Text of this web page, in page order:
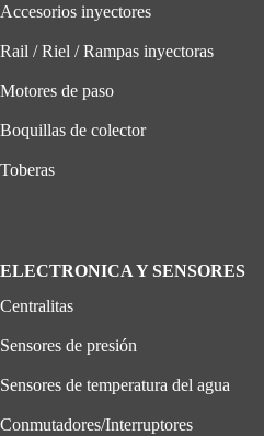
Accesorios inyectores
Rail / Riel / Rampas inyectoras
Motores de paso
Boquillas de colector
Toberas
ELECTRONICA Y SENSORES
Centralitas
Sensores de presión
Sensores de temperatura del agua
Conmutadores/Interruptores